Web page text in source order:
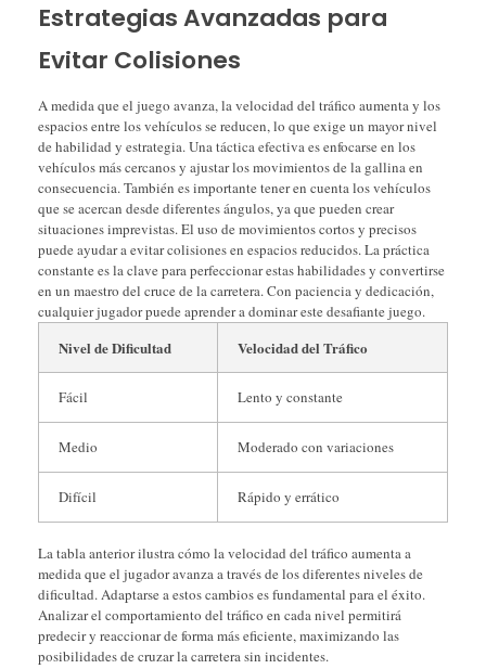
Estrategias Avanzadas para
Evitar Colisiones
A medida que el juego avanza, la velocidad del tráfico aumenta y los
espacios entre los vehículos se reducen, lo que exige un mayor nivel
de habilidad y estrategia. Una táctica efectiva es enfocarse en los
vehículos más cercanos y ajustar los movimientos de la gallina en
consecuencia. También es importante tener en cuenta los vehículos
que se acercan desde diferentes ángulos, ya que pueden crear
situaciones imprevistas. El uso de movimientos cortos y precisos
puede ayudar a evitar colisiones en espacios reducidos. La práctica
constante es la clave para perfeccionar estas habilidades y convertirse
en un maestro del cruce de la carretera. Con paciencia y dedicación,
cualquier jugador puede aprender a dominar este desafiante juego.
Nivel de Dificultad Velocidad del Tráfico
Fácil Lento y constante
Medio Moderado con variaciones
Difícil Rápido y errático
La tabla anterior ilustra cómo la velocidad del tráfico aumenta a
medida que el jugador avanza a través de los diferentes niveles de
dificultad. Adaptarse a estos cambios es fundamental para el éxito.
Analizar el comportamiento del tráfico en cada nivel permitirá
predecir y reaccionar de forma más eficiente, maximizando las
posibilidades de cruzar la carretera sin incidentes.